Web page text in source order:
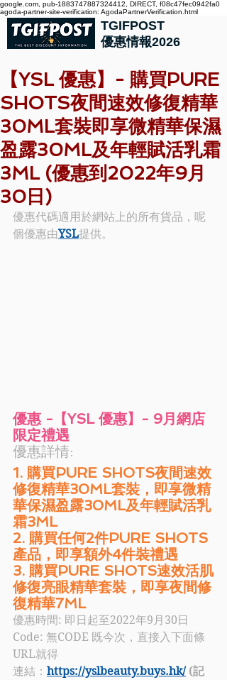
google.com, pub-1883747887324412, DIRECT, f08c47fec0942fa0
agoda-partner-site-verification: AgodaPartnerVerification.html
TGIFPOST
優惠情報2026
【YSL 優惠】- 購買PURE
SHOTS夜間速效修復精華
30ML套裝即享微精華保濕
盈露30ML及年輕賦活乳霜
3ML (優惠到2022年9月
30日)
優惠代碼適用於網站上的所有貨品，呢
個優惠由YSL提供。
優惠 -【YSL 優惠】- 9月網店
限定禮遇
優惠詳情:
1. 購買PURE SHOTS夜間速效
修復精華30ML套裝，即享微精
華保濕盈露30ML及年輕賦活乳
霜3ML
2. 購買任何2件PURE SHOTS
產品，即享額外4件裝禮遇
3. 購買PURE SHOTS速效活肌
修復亮眼精華套裝，即享夜間修
復精華7ML
優惠時間: 即日起至2022年9月30日
Code: 無CODE 既今次，直接入下面條
URL就得
連結： https://yslbeauty.buys.hk/ (記